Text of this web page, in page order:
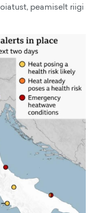
peamiselt riigi